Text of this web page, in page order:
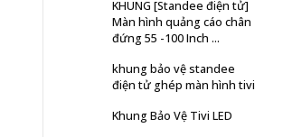
KHUNG [Standee điện tử]
Màn hình quảng cáo chân
đứng 55 -100 Inch ...
khung bảo vệ standee
điện tử ghép màn hình tivi
Khung Bảo Vệ Tivi LED